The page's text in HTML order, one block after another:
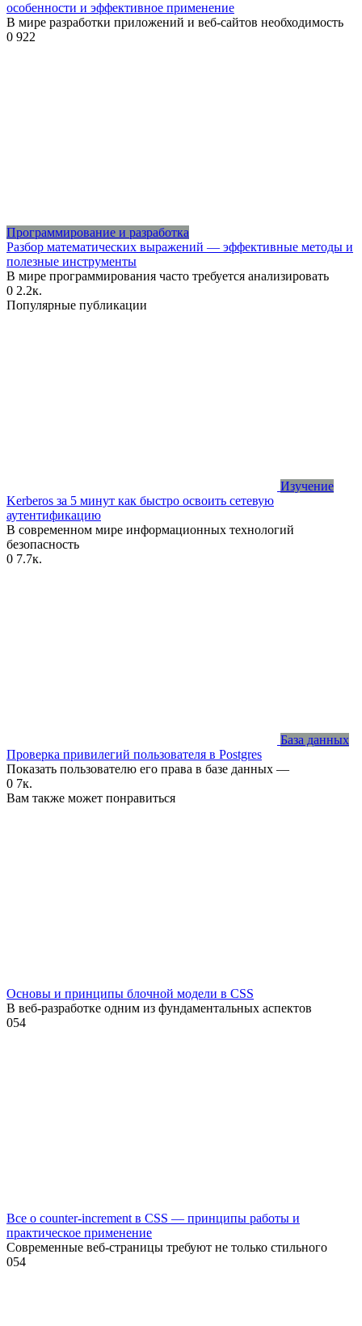
особенности и эффективное применение
В мире разработки приложений и веб-сайтов необходимость
0 922
Программирование и разработка
Разбор математических выражений — эффективные методы и
полезные инструменты
В мире программирования часто требуется анализировать
0 2.2к.
Популярные публикации
Изучение
Kerberos за 5 минут как быстро освоить сетевую
аутентификацию
В современном мире информационных технологий
безопасность
0 7.7к.
База данных
Проверка привилегий пользователя в Postgres
Показать пользователю его права в базе данных —
0 7к.
Вам также может понравиться
Основы и принципы блочной модели в CSS
В веб-разработке одним из фундаментальных аспектов
054
Все о counter-increment в CSS — принципы работы и
практическое применение
Современные веб-страницы требуют не только стильного
054